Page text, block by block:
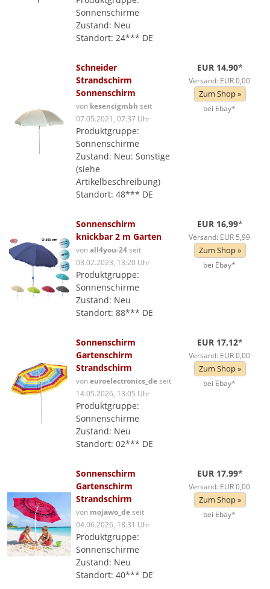
Sonnenschirme
Zustand: Neu
Standort: 24*** DE
Schneider
Strandschirm
Sonnenschirm
von kesencigmbh seit
07.05.2021, 07:37 Uhr
Produktgruppe:
Sonnenschirme
Zustand: Neu: Sonstige
(siehe
Artikelbeschreibung)
Standort: 48*** DE
EUR 14,90*
Versand: EUR 0,00
Zum Shop »
bei Ebay*
Sonnenschirm
knickbar 2 m Garten
vonall4you-24seit
03.02.2023, 13:20 Uhr
Produktgruppe:
Sonnenschirme
Zustand: Neu
Standort: 88*** DE
EUR 16,99*
Versand: EUR 5,99
Zum Shop »
bei Ebay*
Sonnenschirm
Gartenschirm
Strandschirm
voneuroelectronics_deseit
14.05.2026, 13:05 Uhr
Produktgruppe:
Sonnenschirme
Zustand: Neu
Standort: 02*** DE
EUR 17,12*
Versand: EUR 0,00
Zum Shop »
bei Ebay*
Sonnenschirm
Gartenschirm
Strandschirm
von mojawo_deseit
04.06.2026, 18:31 Uhr
Produktgruppe:
Sonnenschirme
Zustand: Neu
Standort: 40*** DE
EUR 17,99*
Versand: EUR 0,00
Zum Shop »
bei Ebay*